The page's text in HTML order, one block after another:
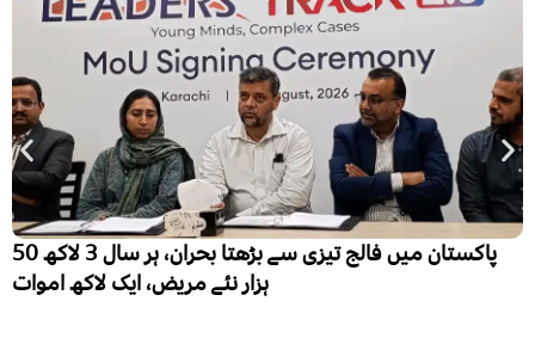
پاکستان میں فالج تیزی سے بڑھتا بحران، ہر سال 3 لاکھ 50
ہزار نئے مریض، ایک لاکھ اموات